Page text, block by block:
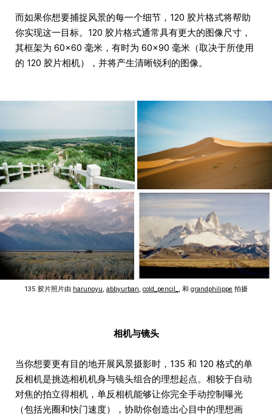
而如果你想要捕捉风景的每一个细节，120 胶片格式将帮助
你实现这一目标。120 胶片格式通常具有更大的图像尺寸，
其框架为 60×60 毫米，有时为 60×90 毫米（取决于所使用
的 120 胶片相机），并将产生清晰锐利的图像。
135 胶片照片由 harunoyu, abbyurban, cold_pencil_ , 和 grandphilippe 拍摄
相机与镜头
当你想要更有目的地开展风景摄影时，135 和 120 格式的单
反相机是挑选相机机身与镜头组合的理想起点。相较于自动
对焦的拍立得相机，单反相机能够让你完全手动控制曝光
（包括光圈和快门速度），协助你创造出心目中的理想画